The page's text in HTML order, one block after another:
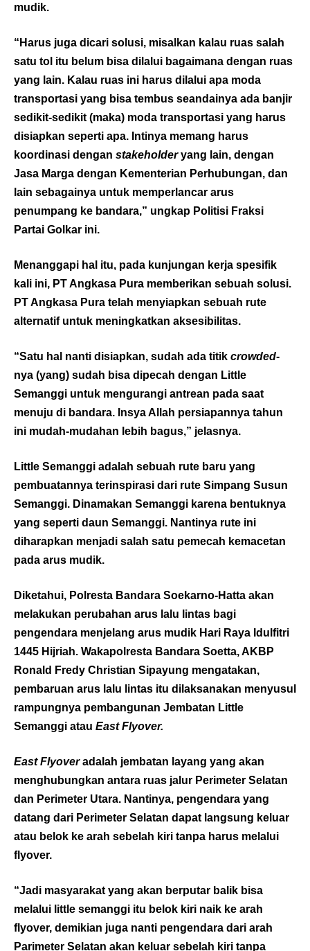
mudik.
“Harus juga dicari solusi, misalkan kalau ruas salah
satu tol itu belum bisa dilalui bagaimana dengan ruas
yang lain. Kalau ruas ini harus dilalui apa moda
transportasi yang bisa tembus seandainya ada banjir
sedikit-sedikit (maka) moda transportasi yang harus
disiapkan seperti apa. Intinya memang harus
koordinasi dengan stakeholderyang lain, dengan
Jasa Marga dengan Kementerian Perhubungan, dan
lain sebagainya untuk memperlancar arus
penumpang ke bandara,” ungkap Politisi Fraksi
Partai Golkar ini.
Menanggapi hal itu, pada kunjungan kerja spesifik
kali ini, PT Angkasa Pura memberikan sebuah solusi.
PT Angkasa Pura telah menyiapkan sebuah rute
alternatif untuk meningkatkan aksesibilitas.
“Satu hal nanti disiapkan, sudah ada titik crowded-
nya (yang) sudah bisa dipecah dengan Little
Semanggi untuk mengurangi antrean pada saat
menuju di bandara. Insya Allah persiapannya tahun
ini mudah-mudahan lebih bagus,” jelasnya.
Little Semanggi adalah sebuah rute baru yang
pembuatannya terinspirasi dari rute Simpang Susun
Semanggi. Dinamakan Semanggi karena bentuknya
yang seperti daun Semanggi. Nantinya rute ini
diharapkan menjadi salah satu pemecah kemacetan
pada arus mudik.
Diketahui, Polresta Bandara Soekarno-Hatta akan
melakukan perubahan arus lalu lintas bagi
pengendara menjelang arus mudik Hari Raya Idulfitri
1445 Hijriah. Wakapolresta Bandara Soetta, AKBP
Ronald Fredy Christian Sipayung mengatakan,
pembaruan arus lalu lintas itu dilaksanakan menyusul
rampungnya pembangunan Jembatan Little
Semanggi atau East Flyover.
East Flyoveradalah jembatan layang yang akan
menghubungkan antara ruas jalur Perimeter Selatan
dan Perimeter Utara. Nantinya, pengendara yang
datang dari Perimeter Selatan dapat langsung keluar
atau belok ke arah sebelah kiri tanpa harus melalui
flyover.
“Jadi masyarakat yang akan berputar balik bisa
melalui little semanggi itu belok kiri naik ke arah
flyover, demikian juga nanti pengendara dari arah
Parimeter Selatan akan keluar sebelah kiri tanpa